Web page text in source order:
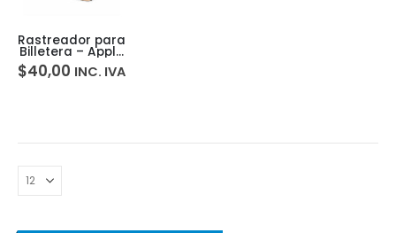
Rastreador para
Billetera – Apple
Find My iOS
Airtag
$40,00 INC. IVA